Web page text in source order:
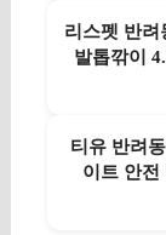
리스펫 반려
발톱깎이
티유 반려
이트 안전